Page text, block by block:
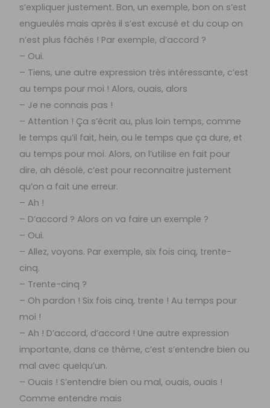
s’expliquer justement. Bon, un exemple, bon on s’est
engueulés mais après il s’est excusé et du coup on
n’est plus fâchés ! Par exemple, d’accord ?
– Oui.
– Tiens, une autre expression très intéressante, c’est
au temps pour moi ! Alors, ouais, alors
– Je ne connais pas !
– Attention ! Ça s’écrit au, plus loin temps, comme
le temps qu’il fait, hein, ou le temps que ça dure, et
au temps pour moi. Alors, on l’utilise en fait pour
dire, ah désolé, c’est pour reconnaitre justement
qu’on a fait une erreur.
– Ah !
– D’accord ? Alors on va faire un exemple ?
– Oui.
– Allez, voyons. Par exemple, six fois cinq, trente-
cinq.
– Trente-cinq ?
– Oh pardon ! Six fois cinq, trente ! Au temps pour
moi !
– Ah ! D’accord, d’accord ! Une autre expression
importante, dans ce thème, c’est s’entendre bien ou
mal avec quelqu’un.
– Ouais ! S’entendre bien ou mal, ouais, ouais !
Comme entendre mais